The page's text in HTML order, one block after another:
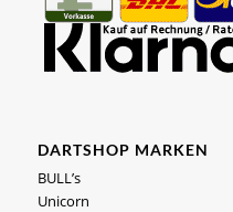
DARTSHOP MARKEN
BULL’s
Unicorn